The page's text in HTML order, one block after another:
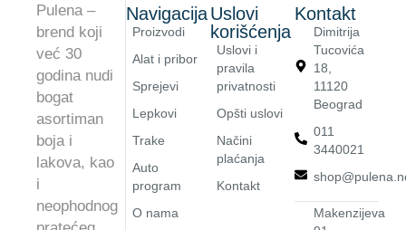
Pulena –
brend koji
već 30
godina nudi
bogat
asortiman
boja i
lakova, kao
i
neophodnog
Navigacija
Proizvodi
Alat i pribor
Sprejevi
Lepkovi
Trake
Auto
program
O nama
Uslovi
korišćenja
Uslovi i
pravila
privatnosti
Opšti uslovi
Načini
plaćanja
Kontakt
Kontakt
Dimitrija
Tucovića
18,
11120
Beograd
011
3440021
Makenzijeva